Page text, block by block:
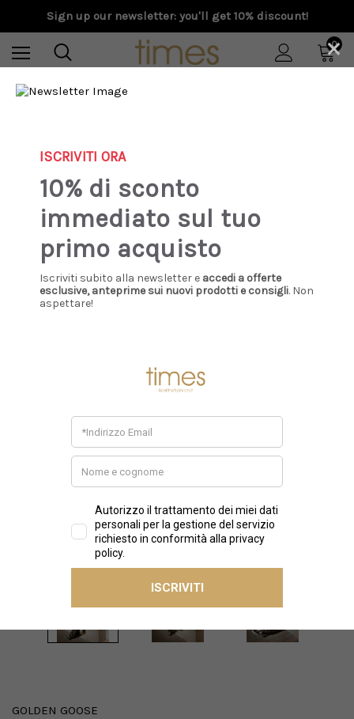
Sign up our newsletter: you'll get 10% discount!
0
Home Uomo
GOLDEN GOOSE
×
ISCRIVITI ORA
10% di sconto
immediato sul tuo
primo acquisto
Iscriviti subito alla newsletter e accedi a offerte
esclusive, anteprime sui nuovi prodotti e consigli. Non
aspettare!